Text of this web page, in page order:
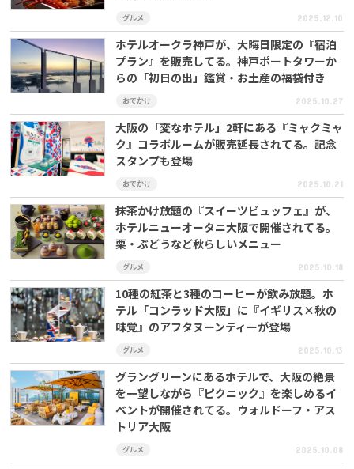
グルメ 2025.12.10
ホテルオークラ神戸が、大晦日限定の『宿泊
プラン』を販売してる。神戸ポートタワーか
らの「初日の出」鑑賞・お土産の福袋付き
おでかけ 2025.10.27
大阪の「変なホテル」2軒にある『ミャクミャ
ク』コラボルームが販売延長されてる。記念
スタンプも登場
おでかけ 2025.10.21
抹茶かけ放題の『スイーツビュッフェ』が、
ホテルニューオータニ大阪で開催されてる。
栗・ぶどうなど秋らしいメニュー
グルメ 2025.10.18
10種の紅茶と3種のコーヒーが飲み放題。ホ
テル「コンラッド大阪」に『イギリス×秋の
味覚』のアフタヌーンティーが登場
グルメ 2025.10.13
グラングリーンにあるホテルで、大阪の絶景
を一望しながら『ピクニック』を楽しめるイ
ベントが開催されてる。ウォルドーフ・アス
トリア大阪
グルメ 2025.10.08